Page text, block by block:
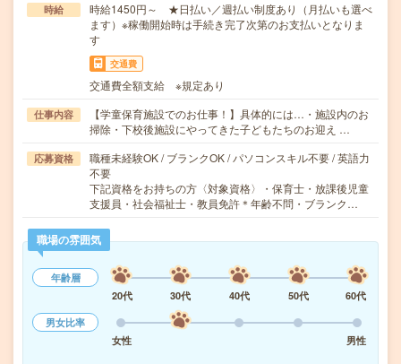
時給
時給1450円～ ★日払い／週払い制度あり（月払いも選べ
ます）※稼働開始時は手続き完了次第のお支払いとなりま
す
交通費
交通費全額支給 ※規定あり
仕事内容
【学童保育施設でのお仕事！】具体的には…・施設内のお
掃除・下校後施設にやってきた子どもたちのお迎え …
応募資格
職種未経験OK / ブランクOK / パソコンスキル不要 / 英語力
不要
下記資格をお持ちの方〈対象資格〉・保育士・放課後児童
支援員・社会福祉士・教員免許＊年齢不問・ブランク…
職場の雰囲気
年齢層
20代
30代 40代 50代
60代
男女比率
女性
男性